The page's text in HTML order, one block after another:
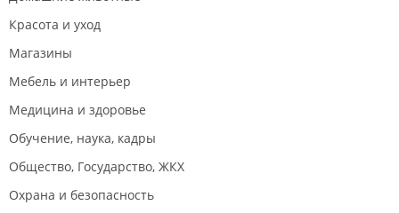
Красота и уход
Магазины
Мебель и интерьер
Медицина и здоровье
Обучение, наука, кадры
Общество, Государство, ЖКХ
Охрана и безопасность